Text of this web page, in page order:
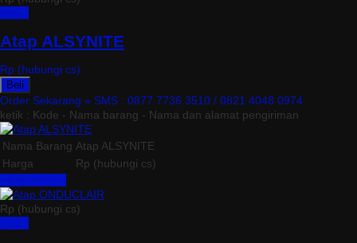
Atap ALSYNITE
Rp (hubungi cs)
Beli
Order Sekarang » SMS : 0877 7736 3510 / 0821 4048 0974
ketik : Kode - Nama barang - Nama dan alamat pengiriman
Nama Barang Atap ALSYNITE
Harga
Rp (hubungi cs)
Rp (hubungi cs)